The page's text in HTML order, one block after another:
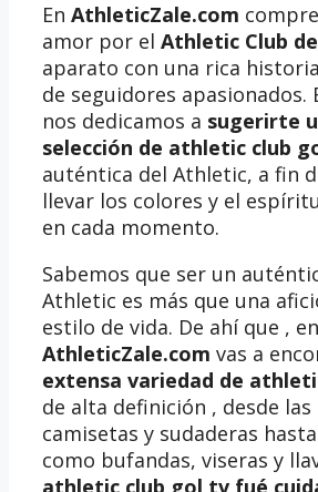
En AthleticZale.com
amor por el Athletic Club
aparato con una rica
de seguidores apasionados.
nos dedicamos a sugerirte
selección de athletic club
auténtica del Athletic, a fin
llevar los colores y el
en cada momento.
Sabemos que ser un
Athletic es más que una
estilo de vida. De ahí que , en
AthleticZale.com vas a
extensa variedad de
de alta definición , desde las
camisetas y sudaderas
como bufandas, viseras y